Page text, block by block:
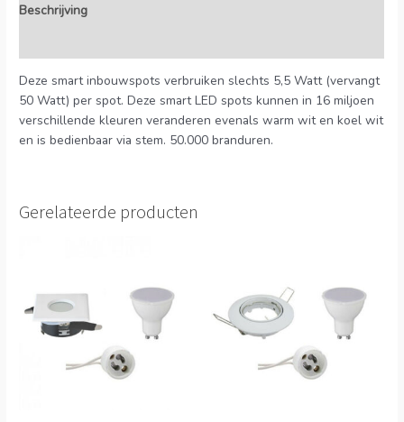
Beschrijving
Deze smart inbouwspots verbruiken slechts 5,5 Watt (vervangt
50 Watt) per spot. Deze smart LED spots kunnen in 16 miljoen
verschillende kleuren veranderen evenals warm wit en koel wit
en is bedienbaar via stem. 50.000 branduren.
Gerelateerde producten